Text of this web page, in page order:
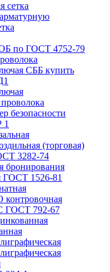
сетка
по ГОСТ 4752-79
СББ купить
безопасности
1
(торговая)
3282-74
бронирования
ГОСТ 1526-81
ГОСТ 792-67